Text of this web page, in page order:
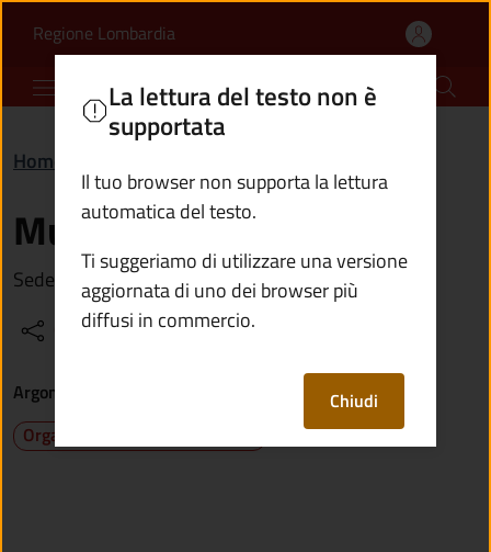
Municipio | Comune di
Regione Lombardia(apre in un'altra scheda).
Comune di Bienno
Home
Municipio
Sede degli uffici comunali
Condividi Vedi azioni
La lettura del testo non è
supportata
Il tuo browser non supporta la lettura
automatica del testo.
Ti suggeriamo di utilizzare una versione
aggiornata di uno dei browser più
diffusi in commercio.
Chiudi
Argomenti
Organizzazione amministrativa